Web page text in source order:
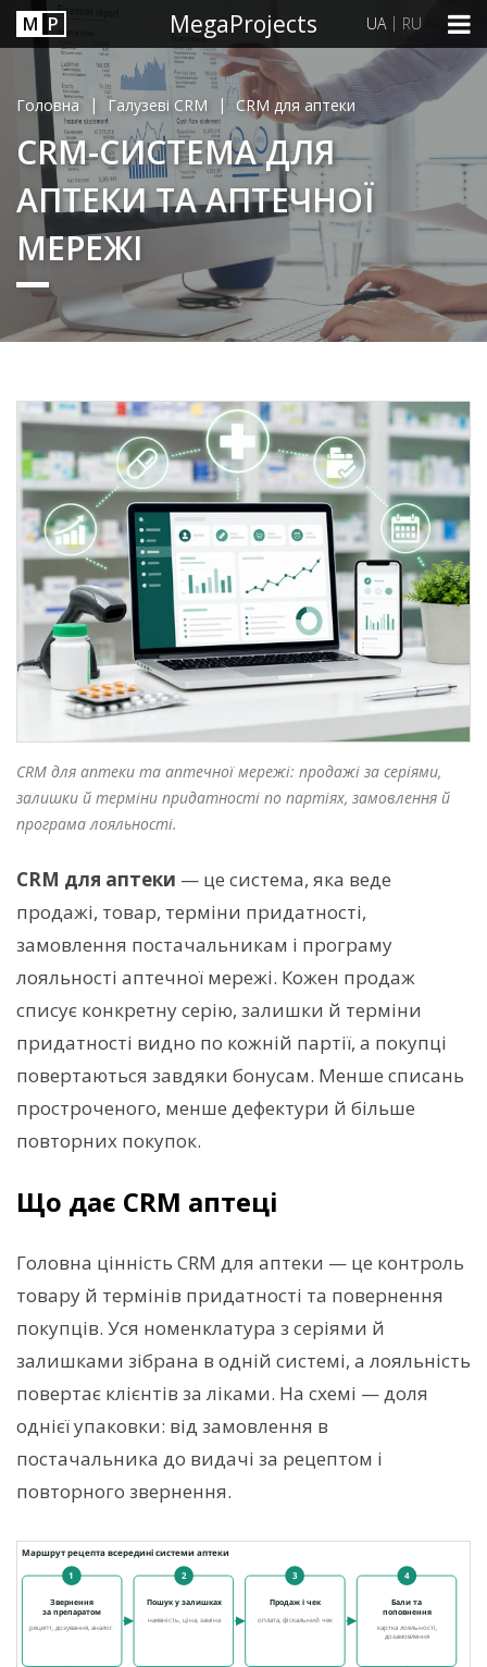
М P MegaProjects UA | RU
CRM-СИСТЕМА ДЛЯ
АПТЕКИ ТА АПТЕЧНОЇ
МЕРЕЖІ
Головна | Галузеві CRM | CRM для аптеки
CRM для аптеки та аптечної мережі: продажі за серіями,
залишки й терміни придатності по партіях, замовлення й
програма лояльності.
CRM для аптеки — це система, яка веде
продажі, товар, терміни придатності,
замовлення постачальникам і програму
лояльності аптечної мережі. Кожен продаж
списує конкретну серію, залишки й терміни
придатності видно по кожній партії, а покупці
повертаються завдяки бонусам. Менше списань
простроченого, менше дефектури й більше
повторних покупок.
Що дає CRM аптеці
Головна цінність CRM для аптеки — це контроль
товару й термінів придатності та повернення
покупців. Уся номенклатура з серіями й
залишками зібрана в одній системі, а лояльність
повертає клієнтів за ліками. На схемі — доля
однієї упаковки: від замовлення в
постачальника до видачі за рецептом і
повторного звернення.